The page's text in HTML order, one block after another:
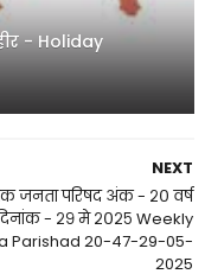
- Holiday
NEXT
जनता परिषद अंक - २० वर्ष
- २९ मे २०२५ Weekly
Parishad 20-47-29-05-
2025